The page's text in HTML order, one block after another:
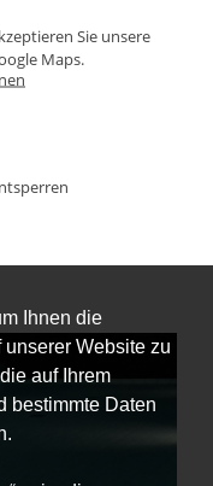
Ihnen die
Website zu
auf Ihrem
bestimmte Daten
Sie unsere
Maps.